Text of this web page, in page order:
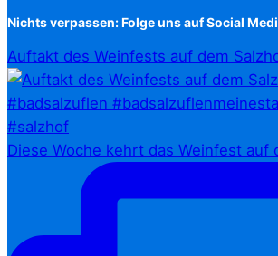
Nichts verpassen: Folge uns auf Social
Auftakt des Weinfests auf dem
Diese Woche kehrt das Weinfest auf